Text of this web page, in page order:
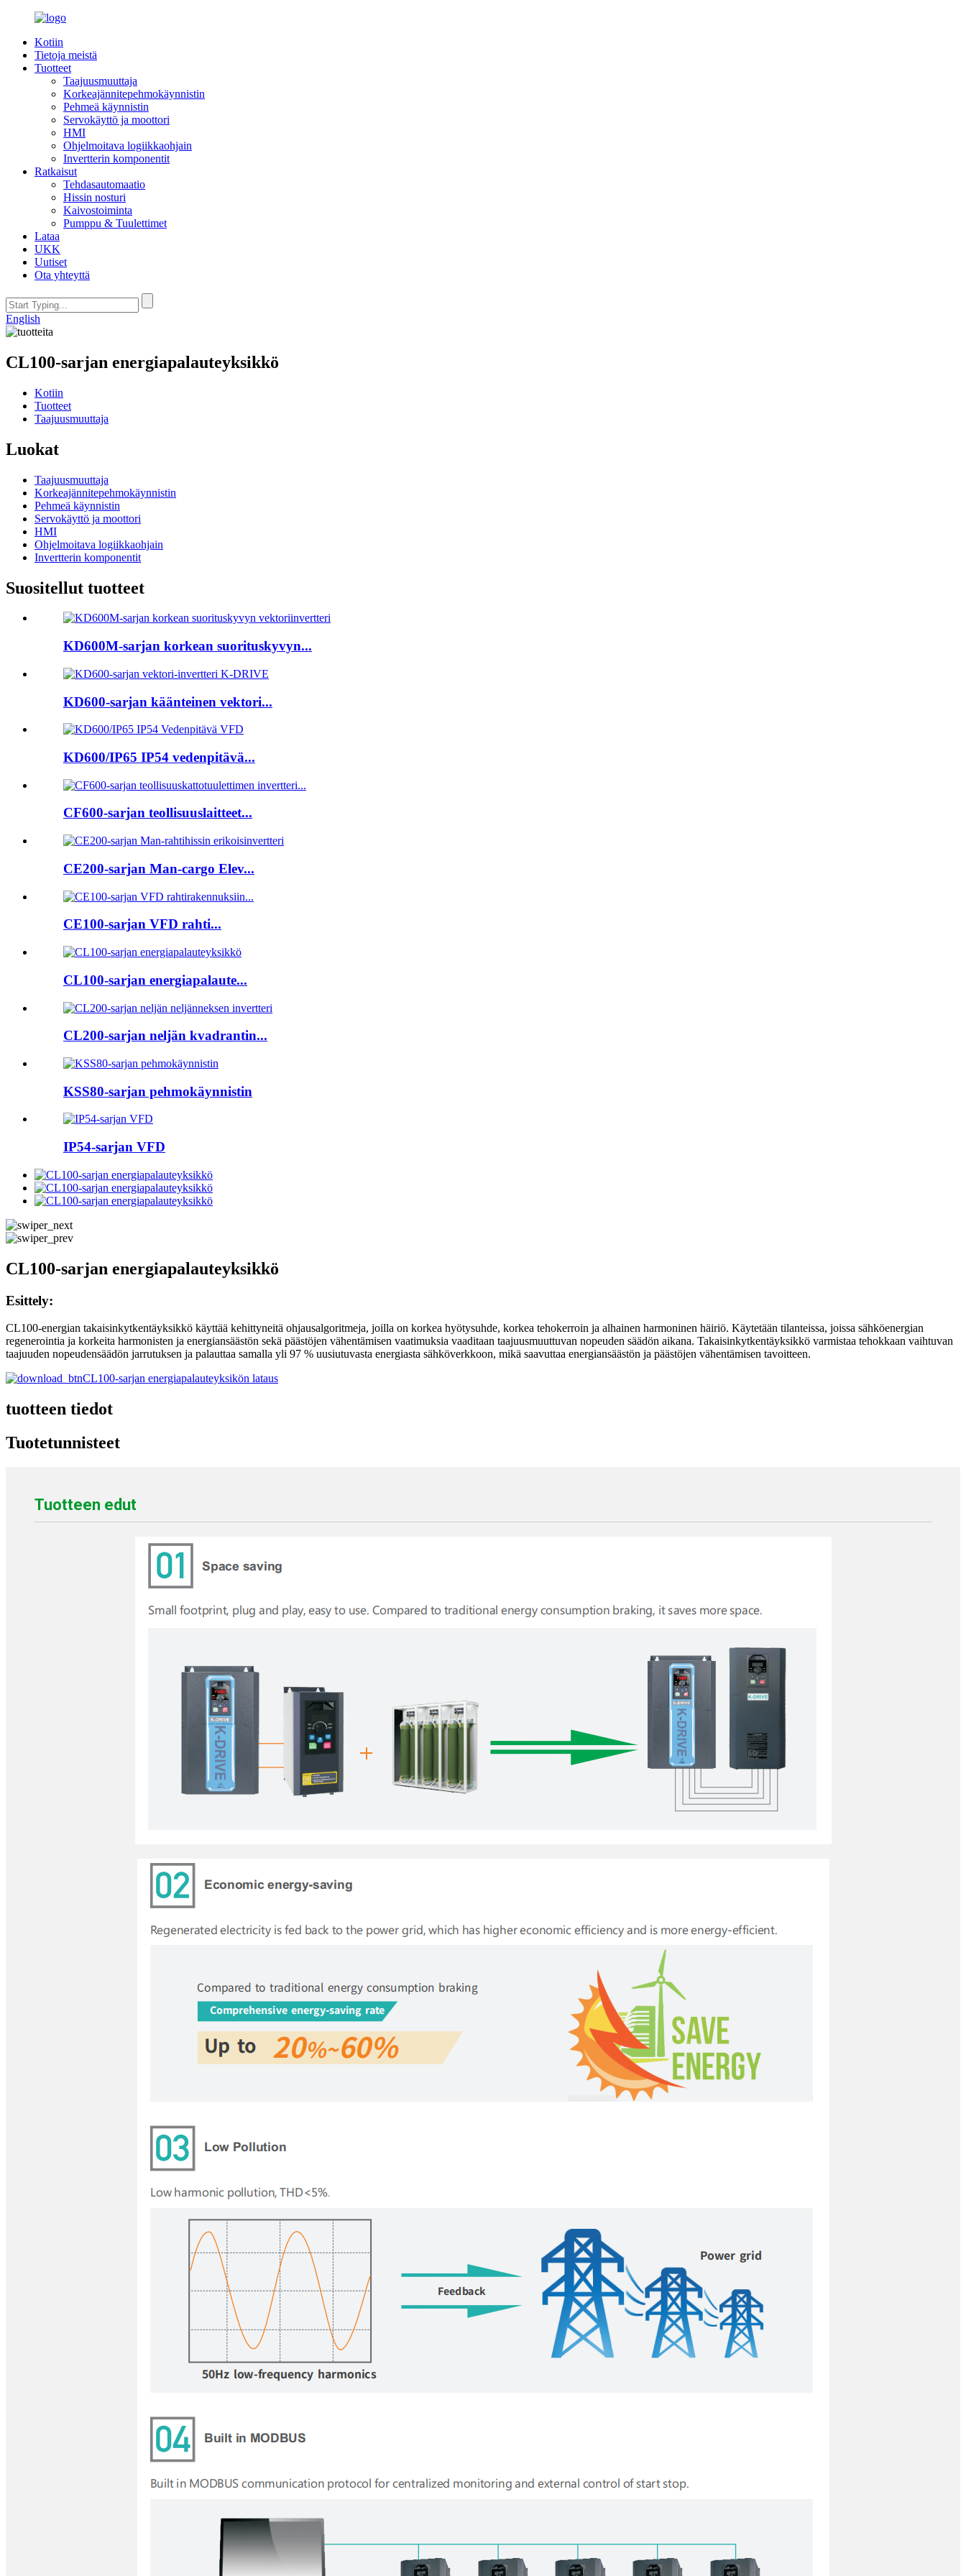
Kotiin
Tietoja meistä
Tuotteet
Taajuusmuuttaja
Korkeajännitepehmokäynnistin
Pehmeä käynnistin
Servokäyttö ja moottori
HMI
Ohjelmoitava logiikkaohjain
Invertterin komponentit
Ratkaisut
Tehdasautomaatio
Hissin nosturi
Kaivostoiminta
Pumppu & Tuulettimet
Lataa
UKK
Uutiset
Ota yhteyttä
English
CL100-sarjan energiapalauteyksikkö
Kotiin
Tuotteet
Taajuusmuuttaja
Luokat
Taajuusmuuttaja
Korkeajännitepehmokäynnistin
Pehmeä käynnistin
Servokäyttö ja moottori
HMI
Ohjelmoitava logiikkaohjain
Invertterin komponentit
Suositellut tuotteet
KD600M-sarjan korkean suorituskyvyn...
KD600-sarjan käänteinen vektori...
KD600/IP65 IP54 vedenpitävä...
CF600-sarjan teollisuuslaitteet...
CE200-sarjan Man-cargo Elev...
CE100-sarjan VFD rahti...
CL100-sarjan energiapalaute...
CL200-sarjan neljän kvadrantin...
KSS80-sarjan pehmokäynnistin
IP54-sarjan VFD
CL100-sarjan energiapalauteyksikkö
Esittely:
CL100-energian takaisinkytkentäyksikkö käyttää kehittyneitä ohjausalgoritmeja, joilla on korkea hyötysuhde, korkea tehokerroin ja alhainen harmoninen häiriö. Käytetään tilanteissa, joissa sähköenergian
regenerointia ja korkeita harmonisten ja energiansäästön sekä päästöjen vähentämisen vaatimuksia vaaditaan taajuusmuuttuvan nopeuden säädön aikana. Takaisinkytkentäyksikkö varmistaa tehokkaan vaihtuvan
taajuuden nopeudensäädön jarrutuksen ja palauttaa samalla yli 97 % uusiutuvasta energiasta sähköverkkoon, mikä saavuttaa energiansäästön ja päästöjen vähentämisen tavoitteen.
CL100-sarjan energiapalauteyksikön lataus
tuotteen tiedot
Tuotetunnisteet
Tuotteen edut